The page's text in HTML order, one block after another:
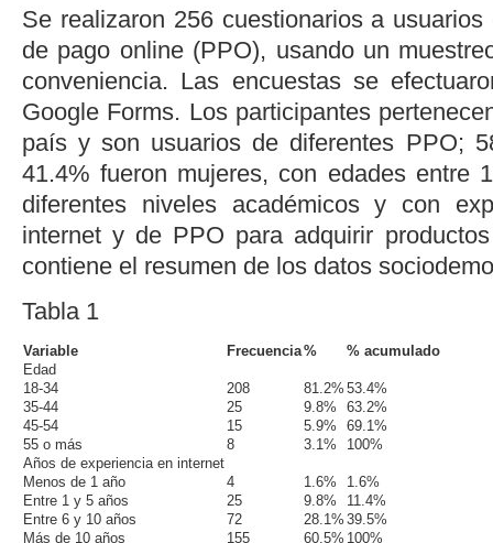
Se realizaron 256 cuestionarios a
de pago online(PPO), usando un
conveniencia. Las encuestas se
Google Forms. Los participantes
país y son usuarios de diferentes PPO;
41.4% fueron mujeres, con edades entre
diferentes niveles académicos y con
internet y de PPO para adquirir
contiene el resumen de los datos
Tabla 1
Variable Frecuencia%
% acumulado
Edad
18-34
208 81.2% 53.4%
35-44
25 9.8%
63.2%
45-54
15 5.9%
69.1%
55 o más
8 3.1%
100%
Años de experiencia en internet
Menos de 1 año
4 1.6%
1.6%
Entre 1 y 5 años
25 9.8%
11.4%
Entre 6 y 10 años
72 28.1% 39.5%
Más de 10 años
155 60.5% 100%